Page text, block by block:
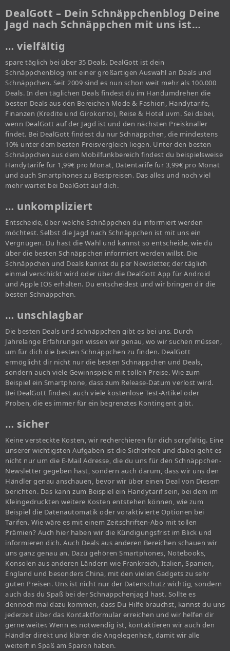
DealGott – Dein Schnäppchenblog Deine
Jagd nach Schnäppchen mit uns ist…
… vielfältig
spare täglich bei über 35 Deals. DealGott ist dein
Schnäppchenblog mit einer großartigen Auswahl an Deals und
Schnäppchen. Seit 2009 sind es nun schon weit mehr als 100.000
Deals. In den täglichen Deals findest du im Handumdrehen die
besten Deals aus den Bereichen Mode & Fashion, Handytarife,
Finanzen (Kredite und Girokonto), Reise & Hotel uvm. Sei dabei,
wenn DealGott auf der Jagd ist und den nächsten Preisknaller
findet. Bei DealGott findest du nur Schnäppchen, die mindestens
10% unter dem besten Preisvergleich liegen. Unter den besten
Schnäppchen aus dem Mobilfunkbereich findest du beispielsweise
Handytarife für 1,99€ pro Monat, Datentarife für 3,99€ pro Monat
und auch Smartphones zu Bestpreisen. Das alles und noch viel
mehr wartet bei DealGott auf dich.
… unkompliziert
Entscheide, über welche Schnäppchen du informiert werden
möchtest. Selbst die Jagd nach Schnäppchen ist mit uns ein
Vergnügen. Du hast die Wahl und kannst so entscheide, wie du
über die besten Schnäppchen informiert werden willst. Die
Schnäppchen und Deals kannst du per Newsletter, der täglich
einmal verschickt wird oder über die DealGott App für Android
und Apple IOS erhalten. Du entscheidest und wir bringen dir die
besten Schnäppchen.
… unschlagbar
Die besten Deals und schnäppchen gibt es bei uns. Durch
Jahrelange Erfahrungen wissen wir genau, wo wir suchen müssen,
um für dich die besten Schnäppchen zu finden. DealGott
ermöglicht dir nicht nur die besten Schnäppchen und Deals,
sondern auch viele Gewinnspiele mit tollen Preise. Wie zum
Beispiel ein Smartphone, dass zum Release-Datum verlost wird.
Bei DealGott findest auch viele kostenlose Test-Artikel oder
Proben, die es immer für ein begrenztes Kontingent gibt.
… sicher
Keine versteckte Kosten, wir recherchieren für dich sorgfältig. Eine
unserer wichtigsten Aufgaben ist die Sicherheit und dabei geht es
nicht nur um die E-Mail Adresse, die du uns für den Schnäppchen-
Newsletter gegeben hast, sondern auch darum, dass wir uns den
Händler genau anschauen, bevor wir über einen Deal von Diesem
berichten. Das kann zum Beispiel ein Handytarif sein, bei dem im
Kleingedruckten weitere Kosten entstehen können, wie zum
Beispiel die Datenautomatik oder voraktivierte Optionen bei
Tarifen. Wie wäre es mit einem Zeitschriften-Abo mit tollen
Prämien? Auch hier haben wir die Kündigungsfrist im Blick und
informieren dich. Auch Deals aus anderen Bereichen schauen wir
uns ganz genau an. Dazu gehören Smartphones, Notebooks,
Konsolen aus anderen Ländern wie Frankreich, Italien, Spanien,
England und besonders China, mit den vielen Gadgets zu sehr
guten Preisen. Uns ist nicht nur der Datenschutz wichtig, sondern
auch das du Spaß bei der Schnäppchenjagd hast. Sollte es
dennoch mal dazu kommen, dass Du Hilfe brauchst, kannst du uns
jederzeit über das Kontaktformular erreichen und wir helfen dir
gerne weiter. Wenn es notwendig ist, kontaktieren wir auch den
Händler direkt und klären die Angelegenheit, damit wir alle
weiterhin Spaß am Sparen haben.